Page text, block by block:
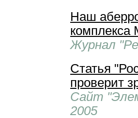
Наш
комплекса
Журнал
Статья
проверит
Сайт
2005